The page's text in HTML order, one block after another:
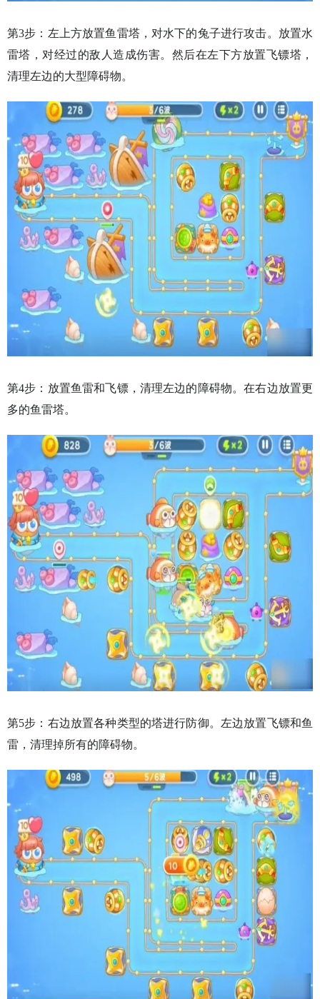
第3步：左上方放置鱼雷塔，对水下的兔子进行攻击。放置水
雷塔，对经过的敌人造成伤害。然后在左下方放置飞镖塔，
清理左边的大型障碍物。
第4步：放置鱼雷和飞镖，清理左边的障碍物。在右边放置更
多的鱼雷塔。
第5步：右边放置各种类型的塔进行防御。左边放置飞镖和鱼
雷，清理掉所有的障碍物。